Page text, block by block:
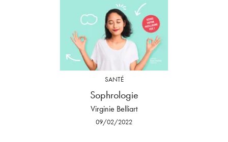
SANTÉ
Sophrologie
Virginie Belliart
09/02/2022